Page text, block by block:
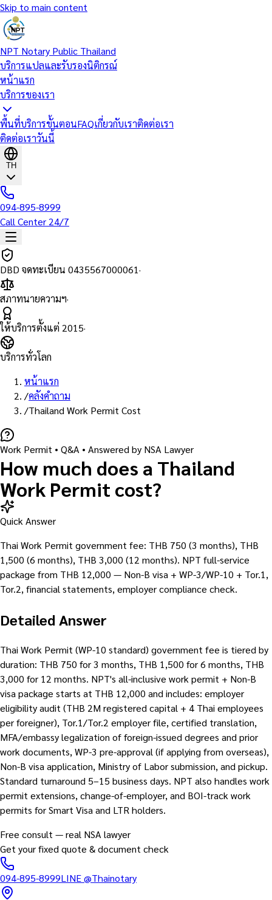
Skip to main content
NPT Notary Public Thailand
บริการแปลและรับรองนิติกรณ์
หน้าแรก
บริการของเรา
พื้นที่บริการขั้นตอนFAQเกี่ยวกับเราติดต่อเรา
ติดต่อเราวันนี้
TH
094-895-8999
Call Center 24/7
DBD จดทะเบียน 0435567000061·
สภาทนายความฯ·
ให้บริการตั้งแต่ 2015·
บริการทั่วโลก
หน้าแรก
/คลังคำถาม
/Thailand Work Permit Cost
Work Permit • Q&A • Answered by NSA Lawyer
How much does a Thailand
Work Permit cost?
Quick Answer
Thai Work Permit government fee: THB 750 (3 months), THB
1,500 (6 months), THB 3,000 (12 months). NPT full-service
package from THB 12,000 — Non-B visa + WP-3/WP-10 + Tor.1,
Tor.2, financial statements, employer compliance check.
Detailed Answer
Thai Work Permit (WP-10 standard) government fee is tiered by
duration: THB 750 for 3 months, THB 1,500 for 6 months, THB
3,000 for 12 months. NPT's all-inclusive work permit + Non-B
visa package starts at THB 12,000 and includes: employer
eligibility audit (THB 2M registered capital + 4 Thai employees
per foreigner), Tor.1/Tor.2 employer file, certified translation,
MFA/embassy legalization of foreign-issued degrees and prior
work documents, WP-3 pre-approval (if applying from overseas),
Non-B visa application, Ministry of Labor submission, and pickup.
Standard turnaround 5–15 business days. NPT also handles work
permit extensions, change-of-employer, and BOI-track work
permits for Smart Visa and LTR holders.
Free consult — real NSA lawyer
Get your fixed quote & document check
094-895-8999LINE@Thainotary